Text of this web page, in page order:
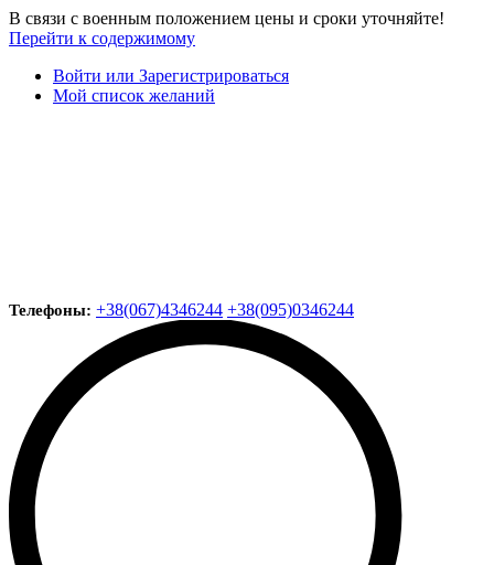
В связи с военным положением цены и сроки уточняйте!
Перейти к содержимому
Войти или Зарегистрироваться
Мой список желаний
Телефоны: +38(067)4346244 +38(095)0346244